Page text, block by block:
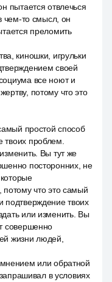
пытается отвлечься
чем-то смысл, он
преломить
киношки, игрульки
своей
все ноют и
потому что это
простой способ
твоих проблем.
Вы тут же
посторонних, не
что это самый
подтверждение твоих
или изменить. Вы
совершенно
жизни людей,
или обратной
в условиях